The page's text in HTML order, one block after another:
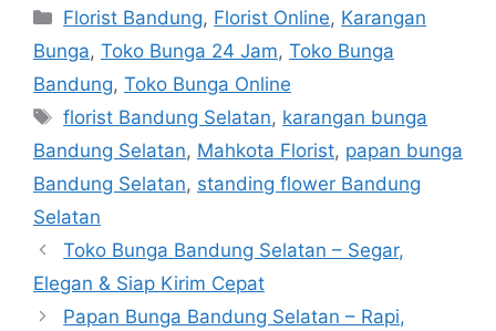
Florist Bandung, Florist Online, Karangan
Bunga, Toko Bunga 24 Jam, Toko Bunga
Bandung, Toko Bunga Online
florist Bandung Selatan, karangan bunga
Bandung Selatan, Mahkota Florist, papan bunga
Bandung Selatan, standing flower Bandung
Selatan
Toko Bunga Bandung Selatan – Segar,
Elegan & Siap Kirim Cepat
Papan Bunga Bandung Selatan – Rapi,